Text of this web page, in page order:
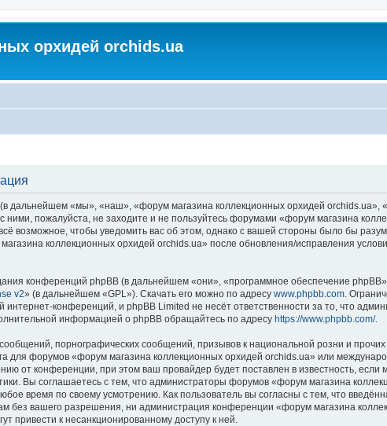
орхидей orchids.ua
дальнейшем «мы», «наш», «форум магазина коллекционных орхидей orchids.ua»,
пожалуйста, не заходите и не пользуйтесь форумами «форум магазина
возможное, чтобы уведомить вас об этом, однако с вашей стороны было бы
коллекционных орхидей orchids.ua» после обновления/исправления
конференций phpBB (в дальнейшем «они», «программное обеспечение
v2» (в дальнейшем «GPL»). Скачать его можно по адресу www.phpbb.com .
конференций, и phpBB Limited не несёт ответственности за то, что
информацией о phpBB обращайтесь по адресу https://www.phpbb.com/.
порнографических сообщений, призывов к национальной розни и
для форумов «форум магазина коллекционных орхидей orchids.ua» или
от конференции, при этом ваш провайдер будет поставлен в известность, если
Вы соглашаетесь с тем, что администраторы форумов «форум магазина
время по своему усмотрению. Как пользователь вы согласны с тем, что
без вашего разрешения, ни администрация конференции «форум магазина
привести к несанкционированному доступу к ней.